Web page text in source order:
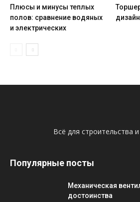
Плюсы и минусы теплых
полов: сравнение водяных
и электрических
Всё для строительства
Популярные посты
Механическая
достоинства